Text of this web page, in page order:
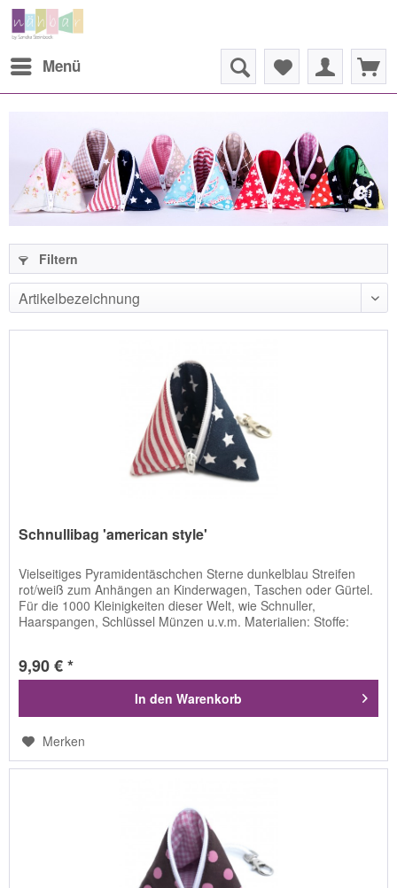
Menü
Filtern
Schnullibag 'american style'
Vielseitiges Pyramidentäschchen Sterne dunkelblau Streifen
rot/weiß zum Anhängen an Kinderwagen, Taschen oder Gürtel.
Für die 1000 Kleinigkeiten dieser Welt, wie Schnuller,
Haarspangen, Schlüssel Münzen u.v.m. Materialien: Stoffe:
9,90 € *
In den Warenkorb
Merken